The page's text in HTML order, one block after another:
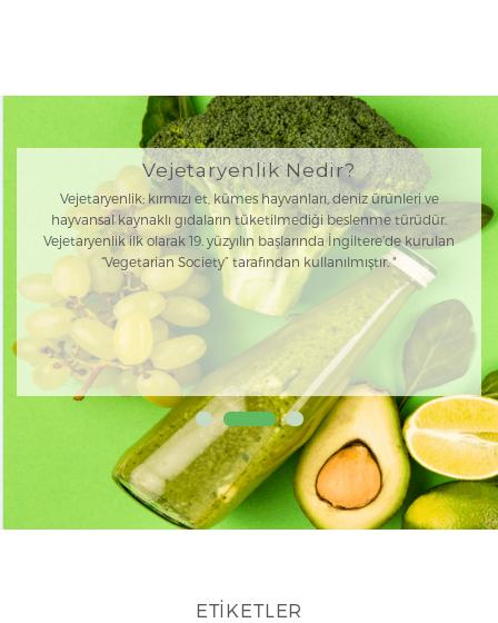
Vejetaryenlik Nedir?
Vejetaryenlik; kırmızı et, kümes hayvanları, deniz ürünleri ve
hayvansal kaynaklı gıdaların tüketilmediği beslenme türüdür.
Vejetaryenlik ilk olarak 19. yüzyılın başlarında İngiltere’de kurulan
“Vegetarian Society” tarafından kullanılmıştır. "
ETİKETLER